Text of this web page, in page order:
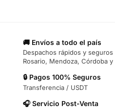
🚚 Envíos a todo el país
Despachos rápidos y
Rosario, Mendoza, Córdoba
🔒 Pagos 100% Seguros
Transferencia / USDT
🎧 Servicio Post-Venta